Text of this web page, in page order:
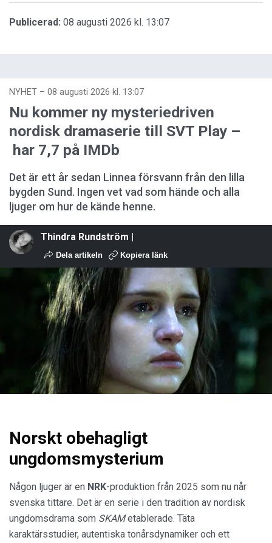
Publicerad: 08 augusti 2026 kl. 13:07
NYHET – 08 augusti 2026 kl. 13:07
Nu kommer ny mysteriedriven
nordisk dramaserie till SVT Play –
har 7,7 på IMDb
Det är ett år sedan Linnea försvann från den lilla
bygden Sund. Ingen vet vad som hände och alla
ljuger om hur de kände henne.
Thindra Rundström |
Dela artikeln Kopiera länk
Norskt obehagligt
ungdomsmysterium
Någon ljuger är en NRK-produktion från 2025 som nu når
svenska tittare. Det är en serie i den tradition av nordisk
ungdomsdrama som SKAMetablerade. Täta
karaktärsstudier, autentiska tonårsdynamiker och ett